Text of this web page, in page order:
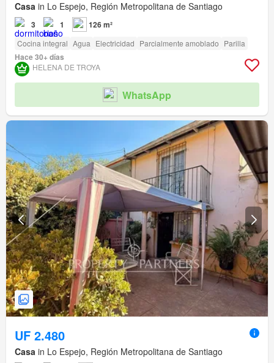
Casa in Lo Espejo, Región Metropolitana de Santiago
3 1 126 m²
Cocina integral Agua Electricidad Parcialmente amoblado Parilla
Hace 30+ días
HELENA DE TROYA
WhatsApp
UF 2.480
Casa in Lo Espejo, Región Metropolitana de Santiago